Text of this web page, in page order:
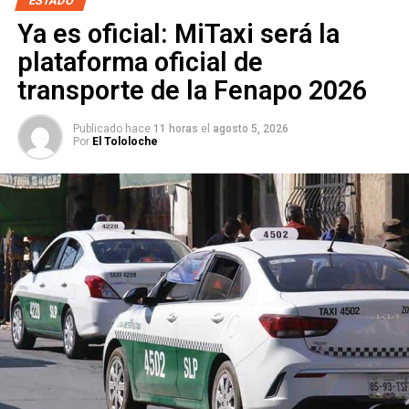
en beneficio de la gente
nacen en el corazón.
Margarita Zavala nos
expresó su adhesión y
apoyo total a nuestro
proyecto Si por San Luis.
Gran Liderazgo Nacional,
gracias@Mzavalagc!!!
✋🏻💙
pic.twitter.com/zsfn6sclgO
— Octavio Pedroza
Ya es oficial: MiTaxi será la
plataforma oficial de
transporte de la Fenapo 2026
Publicado hace 11 horas el agosto 5, 2026
Por El Tololoche